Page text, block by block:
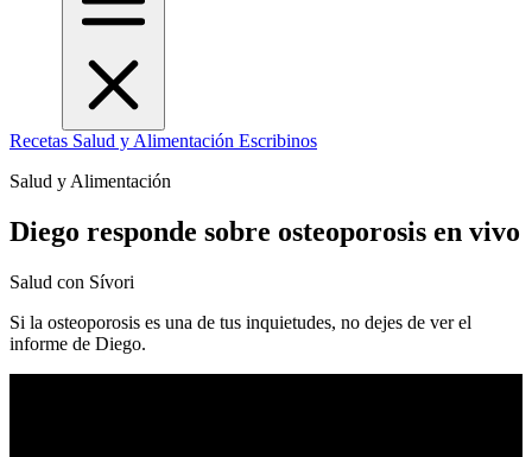
Recetas Salud y Alimentación Escribinos
Salud y Alimentación
Diego responde sobre osteoporosis en vivo
Salud con Sívori
Si la osteoporosis es una de tus inquietudes, no dejes de ver el
informe de Diego.